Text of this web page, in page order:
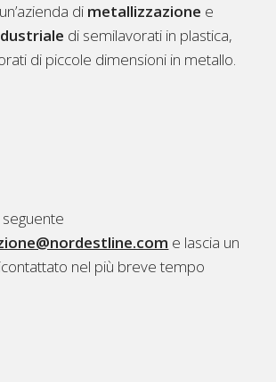
di metallizzazione e
di semilavorati in plastica,
di piccole dimensioni in metallo.
seguente
e lascia un
nel più breve tempo